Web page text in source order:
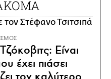
Είναι
έχει πιάσει
τον καλύτερο